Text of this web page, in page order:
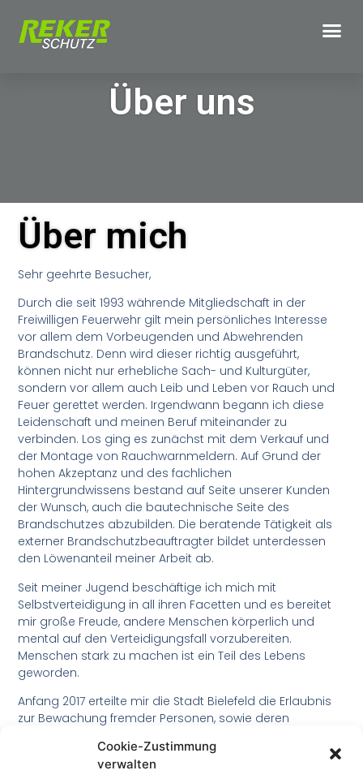
Cookie-Zustimmung
verwalten
Über uns
Über mich
Sehr geehrte Besucher,
Durch die seit 1993 währende Mitgliedschaft in der
Freiwilligen Feuerwehr gilt mein persönliches Interesse
vor allem dem Vorbeugenden und Abwehrenden
Brandschutz. Denn wird dieser richtig ausgeführt,
können nicht nur erhebliche Sach- und Kulturgüter,
sondern vor allem auch Leib und Leben vor Rauch und
Feuer gerettet werden. Irgendwann begann ich diese
Leidenschaft und meinen Beruf miteinander zu
verbinden. Los ging es zunächst mit dem Verkauf und
der Montage von Rauchwarnmeldern. Auf Grund der
hohen Akzeptanz und des fachlichen
Hintergrundwissens bestand auf Seite unserer Kunden
der Wunsch, auch die bautechnische Seite des
Brandschutzes abzubilden. Die beratende Tätigkeit als
externer Brandschutzbeauftragter bildet unterdessen
den Löwenanteil meiner Arbeit ab.
Seit meiner Jugend beschäftige ich mich mit
Selbstverteidigung in all ihren Facetten und es bereitet
mir große Freude, andere Menschen körperlich und
mental auf den Verteidigungsfall vorzubereiten.
Menschen stark zu machen ist ein Teil des Lebens
geworden.
Anfang 2017 erteilte mir die Stadt Bielefeld die Erlaubnis
zur Bewachung fremder Personen, sowie deren
unterrichte ich als Dozent und Honorarkraft mit großer
Leidenschaft, ohne dabei das operative Geschäft zu